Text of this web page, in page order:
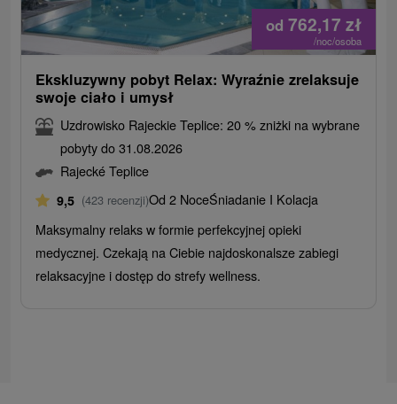
od 762,17 zł
/noc/osoba
Ekskluzywny pobyt Relax: Wyraźnie zrelaksuje
swoje ciało i umysł
Uzdrowisko Rajeckie Teplice: 20 % zniżki na wybrane
pobyty do 31.08.2026
Rajecké Teplice
9,5 (423 recenzji)Od 2 NoceŚniadanie I Kolacja
Maksymalny relaks w formie perfekcyjnej opieki
medycznej. Czekają na Ciebie najdoskonalsze zabiegi
relaksacyjne i dostęp do strefy wellness.